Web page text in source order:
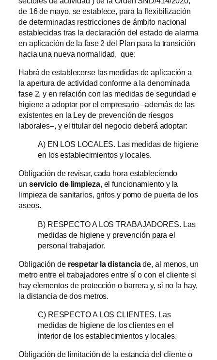
de 16 de mayo, se establece, para la flexibilización
de determinadas restricciones de ámbito nacional
establecidas tras la declaración del estado de alarma
en aplicación de la fase 2 del Plan para la transición
hacia una nueva normalidad, que:
Habrá de establecerse las medidas de aplicación a
la apertura de actividad conforme a la denominada
fase 2, y en relación con las medidas de seguridad e
higiene a adoptar por el empresario –además de las
existentes en la Ley de prevención de riesgos
laborales–, y el titular del negocio deberá adoptar:
A) EN LOS LOCALES. Las medidas de higiene
en los establecimientos y locales.
Obligación de revisar, cada hora estableciendo
un servicio de limpieza, el funcionamiento y la
limpieza de sanitarios, grifos y pomo de puerta de los
aseos.
B) RESPECTO A LOS TRABAJADORES. Las
medidas de higiene y prevención para el
personal trabajador.
Obligación de respetar la distanciade, al menos, un
metro entre el trabajadores entre sí o con el cliente si
hay elementos de protección o barrera y, si no la hay,
la distancia de dos metros.
C) RESPECTO A LOS CLIENTES. Las
medidas de higiene de los clientes en el
interior de los establecimientos y locales.
Obligación de limitación de la estancia del cliente o